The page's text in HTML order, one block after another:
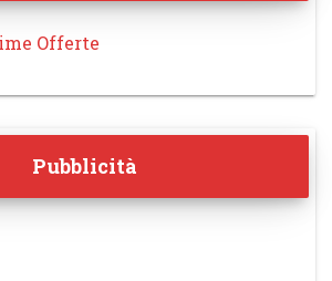
Offerte
Pubblicità